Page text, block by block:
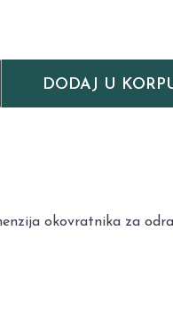
DODAJ U
okovratnika za